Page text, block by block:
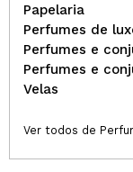
Papelaria
Perfumes de
Perfumes e
Perfumes e
Velas
Ver todos de